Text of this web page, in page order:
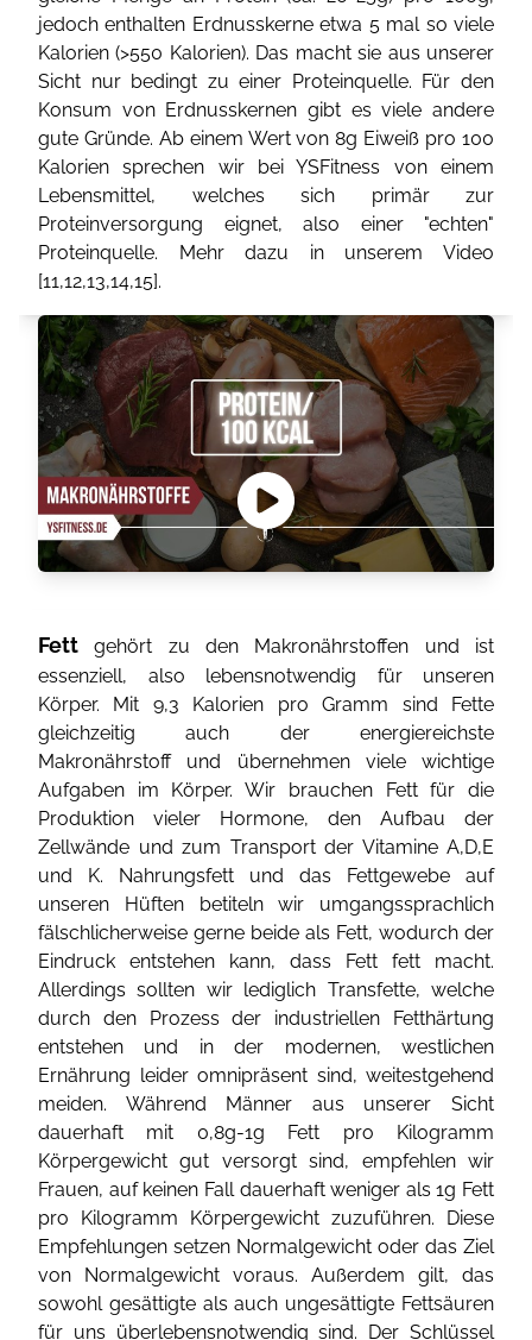
jedoch enthalten Erdnusskerne etwa 5 mal so viele
Kalorien (>550 Kalorien). Das macht sie aus unserer
Sicht nur bedingt zu einer Proteinquelle. Für den
Konsum von Erdnusskernen gibt es viele andere
gute Gründe. Ab einem Wert von 8g Eiweiß pro 100
Kalorien sprechen wir bei YSFitness von einem
Lebensmittel, welches sich primär zur
Proteinversorgung eignet, also einer "echten"
Proteinquelle. Mehr dazu in unserem Video
[11,12,13,14,15].
Fett gehört zu den Makronährstoffen und ist
essenziell, also lebensnotwendig für unseren
Körper. Mit 9,3 Kalorien pro Gramm sind Fette
gleichzeitig auch der energiereichste
Makronährstoff und übernehmen viele wichtige
Aufgaben im Körper. Wir brauchen Fett für die
Produktion vieler Hormone, den Aufbau der
Zellwände und zum Transport der Vitamine A,D,E
und K. Nahrungsfett und das Fettgewebe auf
unseren Hüften betiteln wir umgangssprachlich
fälschlicherweise gerne beide als Fett, wodurch der
Eindruck entstehen kann, dass Fett fett macht.
Allerdings sollten wir lediglich Transfette, welche
durch den Prozess der industriellen Fetthärtung
entstehen und in der modernen, westlichen
Ernährung leider omnipräsent sind, weitestgehend
meiden. Während Männer aus unserer Sicht
dauerhaft mit 0,8g-1g Fett pro Kilogramm
Körpergewicht gut versorgt sind, empfehlen wir
Frauen, auf keinen Fall dauerhaft weniger als 1g Fett
pro Kilogramm Körpergewicht zuzuführen. Diese
Empfehlungen setzen Normalgewicht oder das Ziel
von Normalgewicht voraus. Außerdem gilt, das
sowohl gesättigte als auch ungesättigte Fettsäuren
für uns überlebensnotwendig sind. Der Schlüssel